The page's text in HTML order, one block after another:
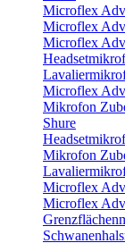
Microflex
Microflex
Microflex
Microflex
Mikrofon
Shure
Mikrofon
Microflex
Microflex